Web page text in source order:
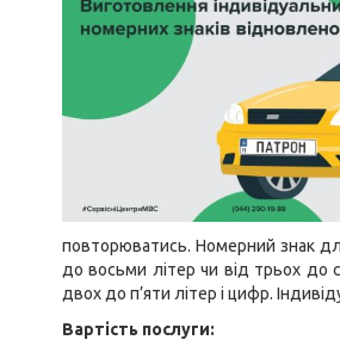
повторюватись. Номерний знак
до восьми літер чи від трьох до
двох до п’яти літер і цифр.
Вартість послуги: